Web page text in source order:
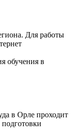
Для работы
обучения в
в Орле проходит